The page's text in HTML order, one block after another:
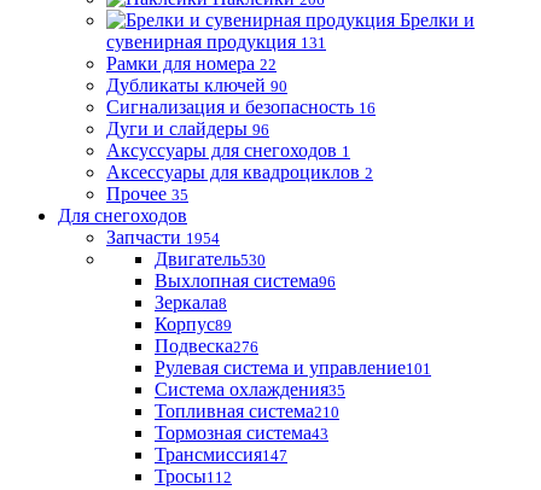
Брелки и
сувенирная продукция 131
Рамки для номера 22
Дубликаты ключей 90
Сигнализация и безопасность 16
Дуги и слайдеры 96
Аксуссуары для снегоходов 1
Аксессуары для квадроциклов 2
Прочее 35
Для снегоходов
Запчасти 1954
Двигатель530
Выхлопная система96
Зеркала8
Корпус89
Подвеска276
Рулевая система и управление101
Система охлаждения35
Топливная система210
Тормозная система43
Трансмиссия147
Тросы112